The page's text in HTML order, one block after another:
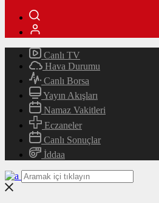
Canlı TV
Hava Durumu
Canlı Borsa
Yayın Akışları
Namaz Vakitleri
Eczaneler
Canlı Sonuçlar
İddaa